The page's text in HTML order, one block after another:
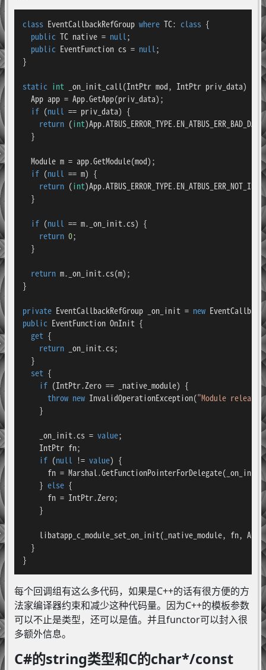
class EventCallbackRefGroup where TC: class {
public TC native = null;
public EventFunction cs = null;
}
static int _on_init_call(IntPtr mod, IntPtr priv_data) {
  App app = App.GetApp(priv_data);
if (null == priv_data) {
return (int
  }
  Module m = app.GetModule(mod);
if (null == m) {
return (int
  }
if (null == m._on_init.cs) {
return 0;
  }
return m._on_init.cs(m);
}
private EventCallbackRefGroup _on_init = new
public EventFunction OnInit {
get {
return _on_init.cs;
  }
set {
if (IntPtr.Zero == _native_module) {
throw new InvalidOperationException("Module
    }
    _on_init.cs =
value;
    IntPtr fn;
if (null != value) {
fn =
    }
else {
      fn = IntPtr.Zero;
    }
libatapp_c_module_set_on_init(_native_module, fn,
  }
}
每个回调组有这么多代码，如果是C++的话有很方便的方
法家编译器约束和减少这种代码量。因为C++的模板参数
可以不止是类型，还可以是值。并且functor可以封入很
多额外信息。
C#的string类型和C的char*/const